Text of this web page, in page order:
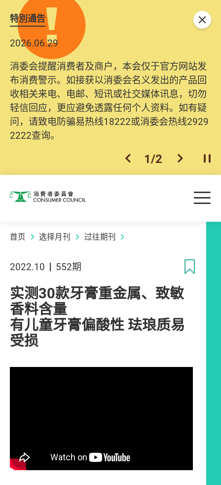
特別通告
2026.06.29
消委会提醒消费者及商户，本会仅于官方网站发
布消费警示。如接获以消委会名义发出的产品回
收相关来电、电邮、短讯或社交媒体讯息，切勿
轻信回应，更应避免透露任何个人资料。如有疑
问，请致电防骗易热线18222或消委会热线2929
2222查询。
上一个
1/2 下一个开
关闭
消费者委员会 目
首页 选择月刊 过往期刊
2022.10 552期
实测30款牙膏重金属、致敏
香料含量
有儿童牙膏偏酸性 珐琅质易
受损